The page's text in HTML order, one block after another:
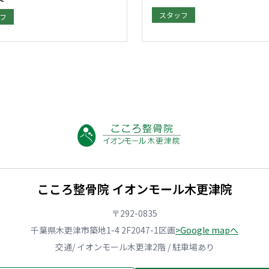
スタッフ
こころ整骨院 イオンモール木更津院
〒292-0835
千葉県木更津市築地1-4 2F2047-1区画>Google mapへ
交通/ イオンモール木更津2階 / 駐車場あり